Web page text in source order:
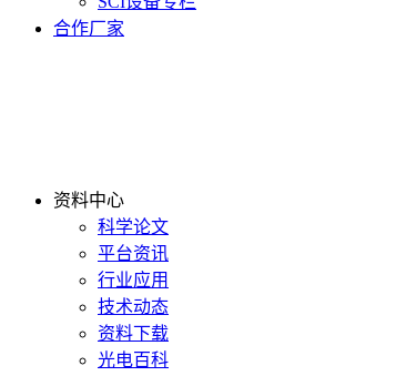
合作厂家
资料中心
科学论文
平台资讯
行业应用
技术动态
资料下载
光电百科